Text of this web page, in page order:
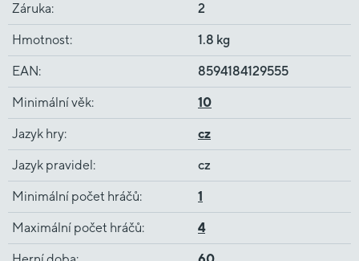
Záruka: 2
Hmotnost: 1.8 kg
EAN: 8594184129555
Minimální věk: 10
Jazyk hry: cz
Jazyk pravidel : cz
Minimální počet hráčů: 1
Maximální počet hráčů: 4